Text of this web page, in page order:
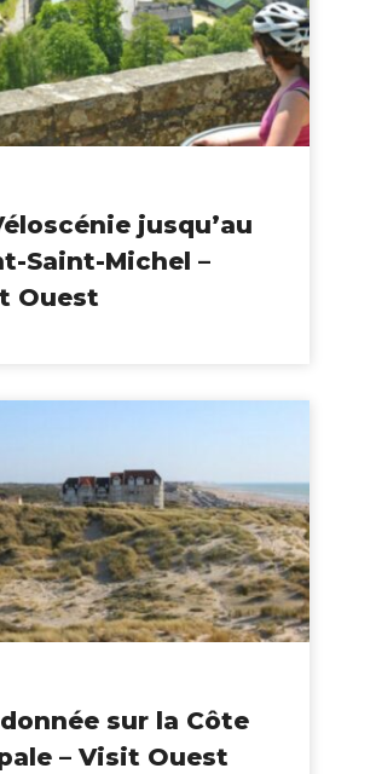
jusqu’au
Saint-Michel –
Ouest
sur la Côte
– Visit Ouest